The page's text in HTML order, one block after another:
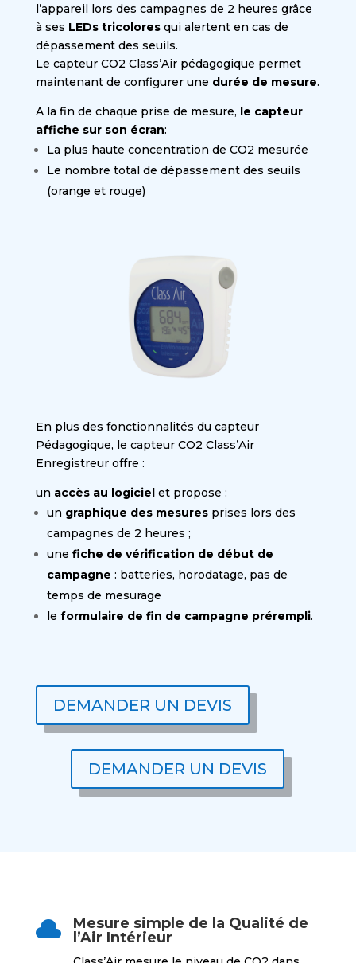
l’appareil lors des campagnes de 2 heures grâce
à ses LEDs tricoloresqui alertent en cas de
dépassement des seuils.
Le capteur CO2 Class’Air pédagogique permet
maintenant de configurer une durée de mesure.
A la fin de chaque prise de mesure, le capteur
affiche sur son écran:
La plus haute concentration de CO2 mesurée
Le nombre total de dépassement des seuils
(orange et rouge)
En plus des fonctionnalités du capteur
Pédagogique, le capteur CO2 Class’Air
Enregistreur offre :
un accès au logicielet propose :
un graphique des mesuresprises lors des
campagnes de 2 heures ;
une fiche de vérification de début de
campagne : batteries, horodatage, pas de
temps de mesurage
le formulaire de fin de campagne prérempli.
DEMANDER UN DEVIS
DEMANDER UN DEVIS

Mesure simple de la Qualité de
l’Air Intérieur